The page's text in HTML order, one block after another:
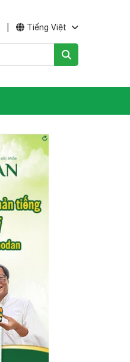
Tiếng Việt